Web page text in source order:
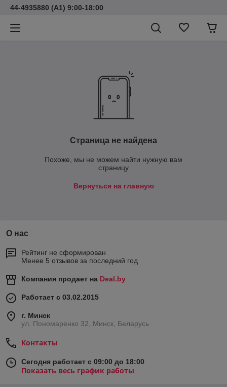
44-4935880 (A1) 9:00-18:00
Страница не найдена
Похоже, мы не можем найти нужную вам
страницу
Вернуться на главную
О нас
Рейтинг не сформирован
Менее 5 отзывов за последний год
Компания продает на Deal.by
Работает с 03.02.2015
г. Минск
ул. Пономаренко 32, Минск, Беларусь
Контакты
Сегодня работает с 09:00 до 18:00
Показать весь график работы